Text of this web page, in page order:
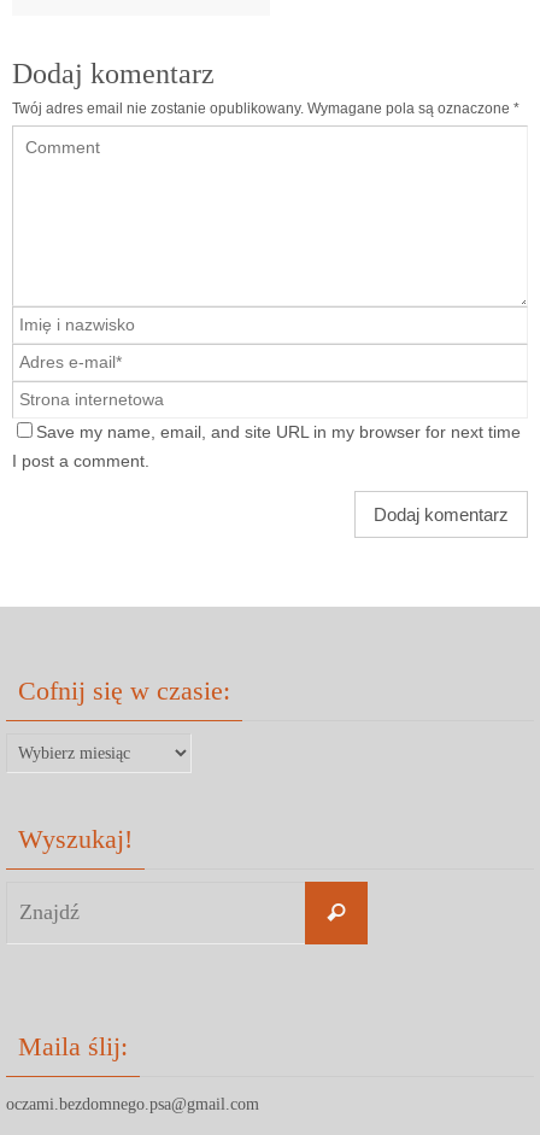
Dodaj komentarz
Twój adres email nie zostanie opublikowany. Wymagane pola są oznaczone *
Save my name, email, and site URL in my browser for next time
I post a comment.
Cofnij się w czasie:
Cofnij
się
czasie:
Wyszukaj!
Znajdź
Maila ślij:
oczami.bezdomnego.psa@gmail.com